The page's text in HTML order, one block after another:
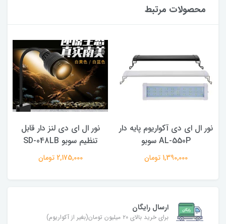
محصولات مرتبط
نور ال ای دی آکواریوم پایه دار
AL-550P سوبو
1,390,000 تومان
نور ال ای دی لنز دار قابل
تنظیم سوبو SD-048LB
2,175,000 تومان
ارسال رایگان
برای خرید بالای ۲۰ میلیون تومان(بغیر از آکواریوم)